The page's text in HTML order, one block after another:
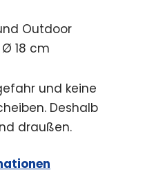
Outdoor
18 cm
und keine
Deshalb
draußen.